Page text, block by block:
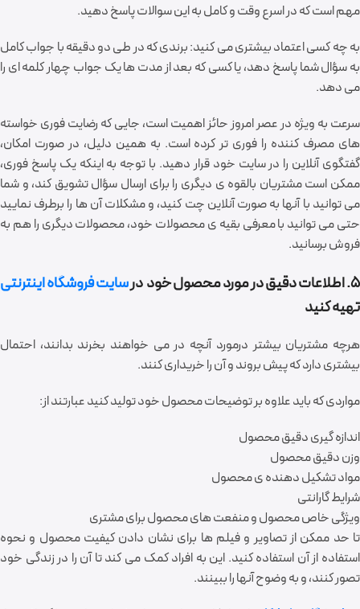
مهم است که در اسرع وقت و کامل به این سوالات پاسخ دهید.
به چه کسی اعتماد بیشتری می کنید: برندی که در طی دو دقیقه با جواب کامل
به سؤال شما پاسخ دهد، یا کسی که بعد از مدت ها یک جواب چهار کلمه ای را
می دهد.
سرعت به ویژه در عصر امروز حائز اهمیت است، جایی که رضایت فوری خواسته
های مصرف کننده را فوری تر کرده است. به همین دلیل، در صورت امکان،
گفتگوی آنلاین را در سایت خود قرار دهید. با توجه به اینکه یک پاسخ فوری،
ممکن است مشتریان بالقوه ی دیگری را برای ارسال سؤال تشویق کند، و شما
می توانید با آنها به صورت آنلاین چت کنید، و مشکلات آن ها را برطرف نمایید
حتی می توانید با معرفی بقیه ی محصولات خود، محصولات دیگری را هم به
فروش برسانید.
5. اطلاعات دقیق در مورد محصول خود در
سایت فروشگاه اینترنتی
تهیه کنید
هرچه مشتریان بیشتر درمورد آنچه در می خواهند بخرند بدانند، احتمال
بیشتری دارد که پیش بروند و آن را خریداری کنند.
مواردی که باید علاوه بر توضیحات محصول خود تولید کنید عبارتند از:
اندازه گیری دقیق محصول
وزن دقیق محصول
مواد تشکیل دهنده ی محصول
شرایط گارانتی
ویژگی خاص محصول و منفعت های محصول برای مشتری
تا حد ممکن از تصاویر و فیلم ها برای نشان دادن کیفیت محصول و نحوه
استفاده از آن استفاده کنید. این به افراد کمک می کند تا آن را در زندگی خود
تصور کنند، و به وضوح آنها را ببینند.